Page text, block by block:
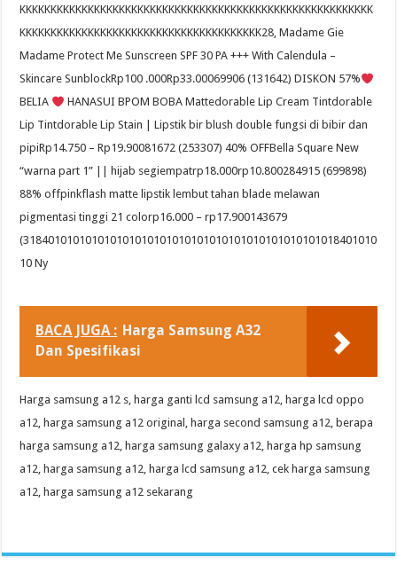
KKKKKKKKKKKKKKKKKKKKKKKKKKKKKKKKKKKKKKKKKKKKKKKKKKKKKKKKK
KKKKKKKKKKKKKKKKKKKKKKKKKKKKKKKKKKKKKKK28, Madame Gie
Madame Protect Me Sunscreen SPF 30 PA +++ With Calendula –
Skincare SunblockRp100 .000Rp33.00069906 (131642) DISKON 57%
BELIA
HANASUIBPOM BOBA Mattedorable Lip Cream Tintdorable
Lip Tintdorable Lip Stain | Lipstik bir blush double fungsi di bibir dan
pipiRp14.750 – Rp19.90081672 (253307) 40% OFFBella Square New
“warna part 1” || hijab segiempatrp18.000rp10.800284915 (699898)
88% offpinkflash matte lipstik lembut tahan blade melawan
pigmentasi tinggi 21 colorp16.000 – rp17.900143679
(318401010101010101010101010101010101010101010101018401010
10 Ny
BACA JUGA : Harga Samsung A32
Dan Spesifikasi
Harga samsung a12 s, harga ganti lcd samsung a12, harga lcd oppo
a12, harga samsung a12 original, harga second samsung a12, berapa
harga samsung a12, harga samsung galaxy a12, harga hp samsung
a12, harga samsung a12, harga lcd samsung a12, cek harga samsung
a12, harga samsung a12 sekarang